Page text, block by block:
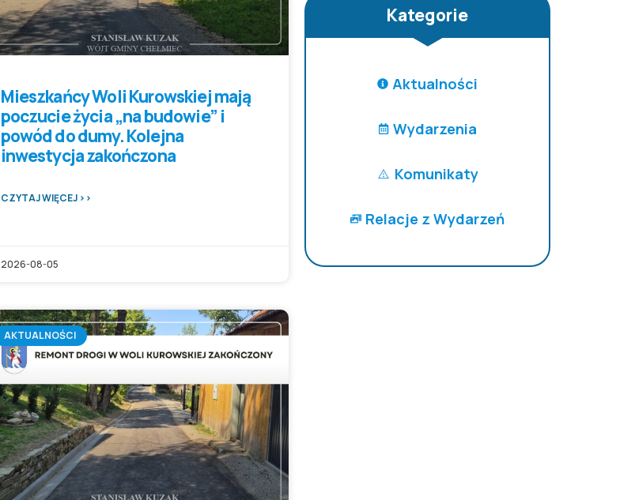
Mieszkańcy Woli Kurowskiej mają
poczucie życia „na budowie” i
powód do dumy. Kolejna
inwestycja zakończona
CZYTAJ WIĘCEJ >>
2026-08-05
AKTUALNOŚCI
Kategorie
Aktualności
Wydarzenia
Komunikaty
Relacje z Wydarzeń